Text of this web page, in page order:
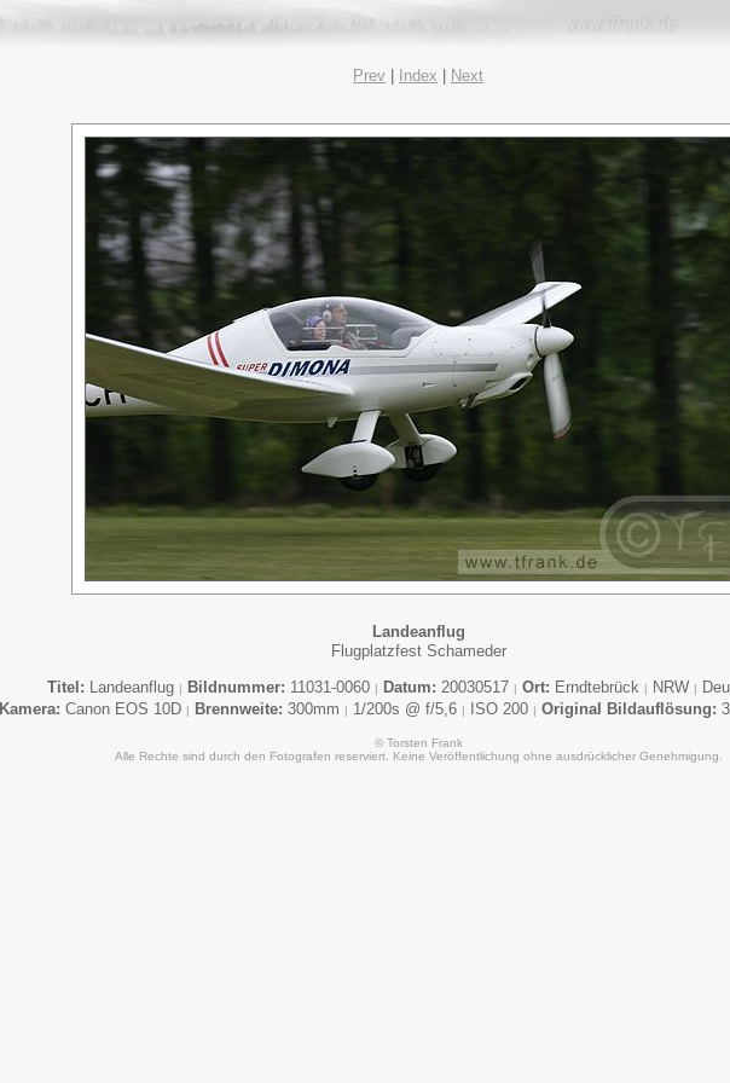
Prev Index Next
Landeanflug
Flugplatzfest Schameder
Titel: Landeanflug | Bildnummer: 11031-0060 | Datum: 20030517 | Ort: Erndtebrück | NRW |
Kamera: Canon EOS 10D | Brennweite: 300mm | 1/200s @ f/5,6 | ISO 200 | Original Bildauflösung:
© Torsten Frank
Alle Rechte sind durch den Fotografen reserviert. Keine Veröffentlichung ohne ausdrücklicher Genehmigung.